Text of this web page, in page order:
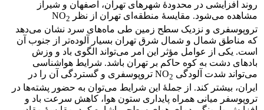
روند افزایشی در محدودۀ شهرهای تهران، اصفهان و شیراز
مشاهده می‌شود. مقایسۀ منطقه‌ای تهران از نظر NO
2
تروپوسفری و نزدیک سطح زمین طی ماه‌های سرد نشان می‌دهد
که مناطق شمال و شمال شرق تهران بسیار آلوده‌تر از جنوب آن
است. یکی از عوامل مؤثر این امر می‌تواند الگوی باد و وزش
بادهای دشت به کوه حاکم بر تهران باشد. شرایط هواشناسی
می‌تواند شدت آلودگی NO 2
تروپوسفری و گستردگی آن را در
ایران، بیشتر کند. از جملۀ این شرایط می‌توان به حضور پشته‌ها در
تروپوسفر میانی همراه پایداری ستون هوا، کاهش سرعت باد و